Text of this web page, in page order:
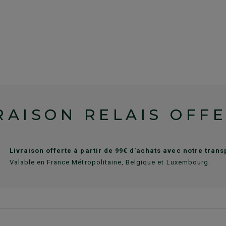
RELAIS
Livraison offerte à partir de 99€ d'achats avec notre
Valable en France Métropolitaine, Belgique et Luxembourg.